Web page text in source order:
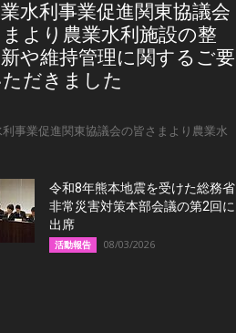
水利事業促進関東協議会
より農業水利施設の整
や維持管理に関するご要
だきました
事業促進関東協議会の皆さまより農業水
令和8年熊本地震を受けた総務省
非常災害対策本部会議の第2回に
出席
活動報告 08/03/2026